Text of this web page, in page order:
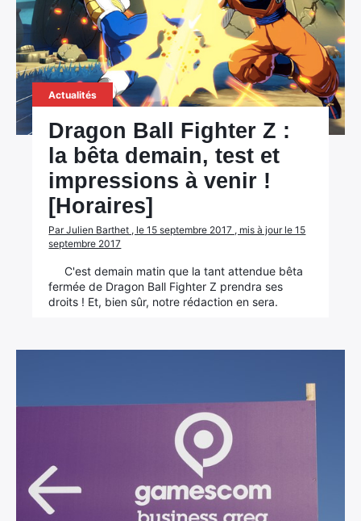
Actualités
Dragon Ball Fighter Z :
la bêta demain, test et
impressions à venir !
[Horaires]
Par Julien Barthet , le 15 septembre 2017 , mis à jour le 15
septembre 2017
C'est demain matin que la tant attendue bêta
fermée de Dragon Ball Fighter Z prendra ses
droits ! Et, bien sûr, notre rédaction en sera.